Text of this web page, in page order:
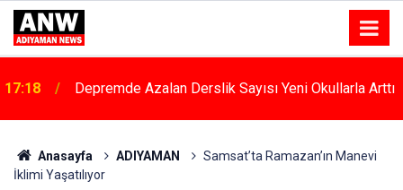
17:18 Depremde Azalan Derslik Sayısı Yeni Okullarla Arttı
Anasayfa ADIYAMAN
Samsat’ta Ramazan’ın Manevi
İklimi Yaşatılıyor